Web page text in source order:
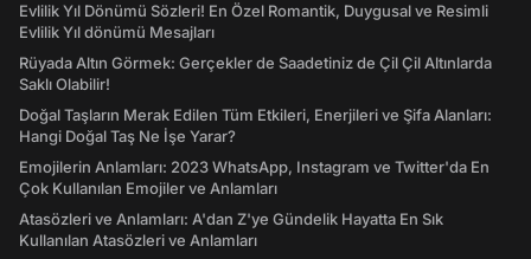
Evlilik Yıl Dönümü Sözleri! En Özel Romantik, Duygusal ve Resimli
Evlilik Yıl dönümü Mesajları
Rüyada Altın Görmek: Gerçekler de Saadetiniz de Çil Çil Altınlarda
Saklı Olabilir!
Doğal Taşların Merak Edilen Tüm Etkileri, Enerjileri ve Şifa Alanları:
Hangi Doğal Taş Ne İşe Yarar?
Emojilerin Anlamları: 2023 WhatsApp, Instagram ve Twitter'da En
Çok Kullanılan Emojiler ve Anlamları
Atasözleri ve Anlamları: A'dan Z'ye Gündelik Hayatta En Sık
Kullanılan Atasözleri ve Anlamları